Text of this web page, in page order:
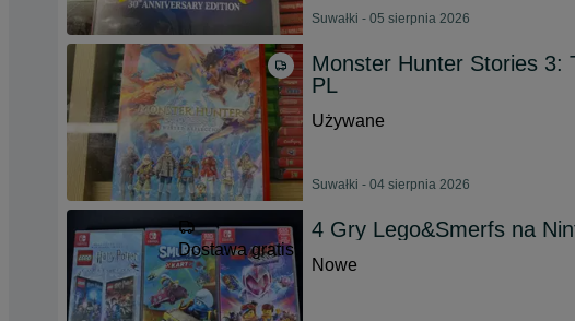
Suwałki - 05 sierpnia 2026
Monster Hunter Stories 3:
PL
Używane
Suwałki - 04 sierpnia 2026
Dostawa gratis
4 Gry Lego&Smerfs na
Nowe